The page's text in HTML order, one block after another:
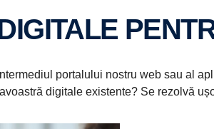
DIGITALE
portalului nostru web sau al
digitale existente? Se rezolvă